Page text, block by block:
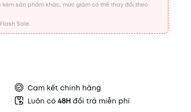
sản phẩm khác, mức giảm có thể thay đổi theo
Sale.
Cam kết chính hãng
Luôn có 48H đổi trả miễn phí